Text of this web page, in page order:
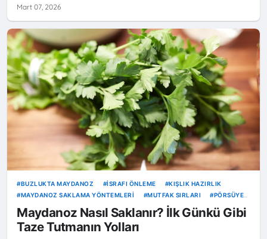
Mart 07, 2026
BUZLUKTA MAYDANOZ İSRAFI ÖNLEME
KIŞLIK HAZIRLIK
MAYDANOZ SAKLAMA YÖNTEMLERI
MUTFAK SIRLARI
PÖRSÜYEN
SEBZE KURUTMA
TAZE OTLAR
YEŞILLIKLER NASIL SAKLANIR
Maydanoz Nasıl Saklanır? İlk Günkü Gibi
Taze Tutmanın Yolları